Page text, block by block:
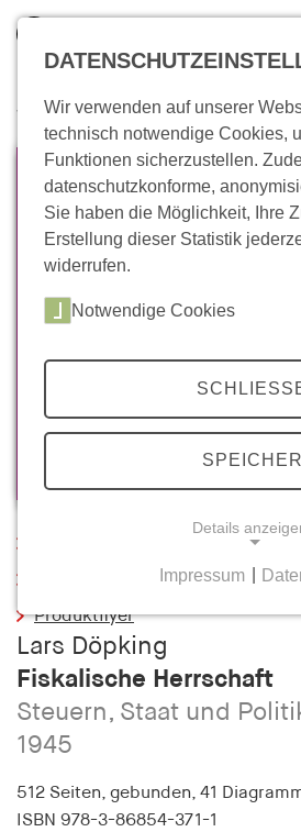
inkl. MwSt.
Zum Warenkorb
Wo bin ich?
Inhaltsverzeichnis
Produktflyer
Lars Döpking
Fiskalische Herrschaft
Steuern, Staat und
1945
512 Seiten, gebunden, 41
ISBN 978-3-86854-371-1
Wir verwenden auf unserer
technisch notwendige Cookies,
Funktionen sicherzustellen.
datenschutzkonforme,
Sie haben die Möglichkeit, Ihre
Erstellung dieser Statistik
widerrufen.
Notwendige Cookies
Details
Notwendige Cookies helfen
nutzbar zu machen, indem sie
wie Seitennavigation und
Bereiche der Webseite
funktionieren.
cookie_consent
Impressum